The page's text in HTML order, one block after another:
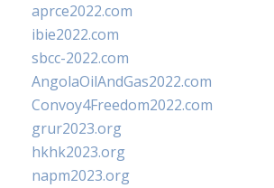
aprce2022.com
ibie2022.com
sbcc-2022.com
AngolaOilAndGas2022.com
Convoy4Freedom2022.com
grur2023.org
hkhk2023.org
napm2023.org